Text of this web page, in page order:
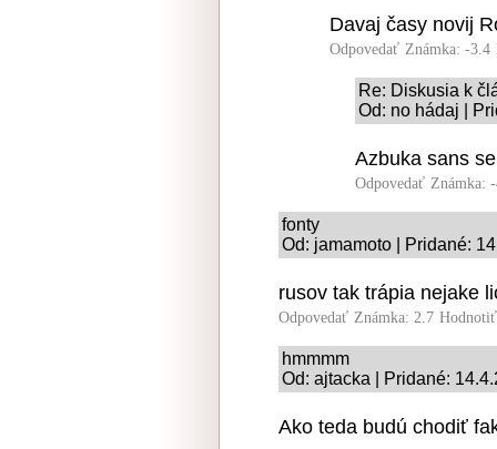
Davaj časy novij
Odpovedať Známka: -3.4
Re: Diskusia k
Od: no hádaj |
Azbuka sans
Odpovedať Známka:
fonty
Od: jamamoto | Pridané:
rusov tak trápia nejake
Odpovedať Známka: 2.7
hmmmm
Od: ajtacka | Pridané:
Ako teda budú chodiť